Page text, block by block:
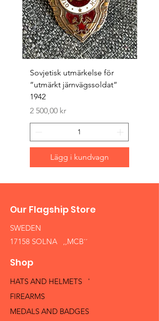
Sovjetisk utmärkelse för
”utmärkt järnvägssoldat”
1942
Pris
2 500,00 kr
Lägg i kundvagn
Our Flagship Store
SWEDEN
17158 SOLNA ,,MCB´´
Shop
HATS AND HELMETS '
FIREARMS
MEDALS AND BADGES